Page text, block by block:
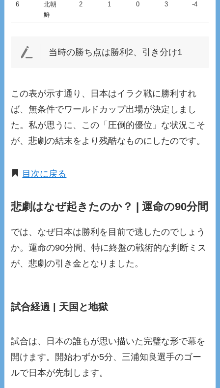
6
北朝
鮮
2 1 0 3 -4
当時の勝ち点は勝利2、引き分け1
この表が示す通り、日本はイラク戦に勝利すれ
ば、無条件でワールドカップ出場が決定しまし
た。私が思うに、この「圧倒的優位」な状況こそ
が、悲劇の結末をより残酷なものにしたのです。
目次に戻る
悲劇はなぜ起きたのか？ | 運命の90分間
では、なぜ日本は勝利を目前で逃したのでしょう
か。運命の90分間、特に終盤の戦術的な判断ミス
が、悲劇の引き金となりました。
試合経過 | 天国と地獄
試合は、日本の誰もが思い描いた完璧な形で幕を
開けます。開始わずか5分、三浦知良選手のゴー
ルで日本が先制します。